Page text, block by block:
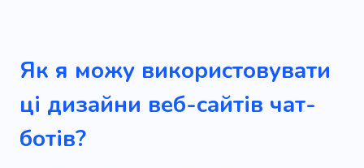
Як я можу використовувати
ці дизайни веб-сайтів чат-
ботів?